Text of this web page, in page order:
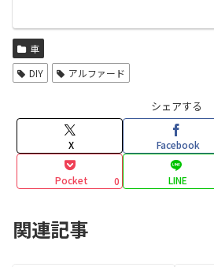
車
DIY
アルファード
シェアする
X Facebook
Pocket 0 LINE
関連記事